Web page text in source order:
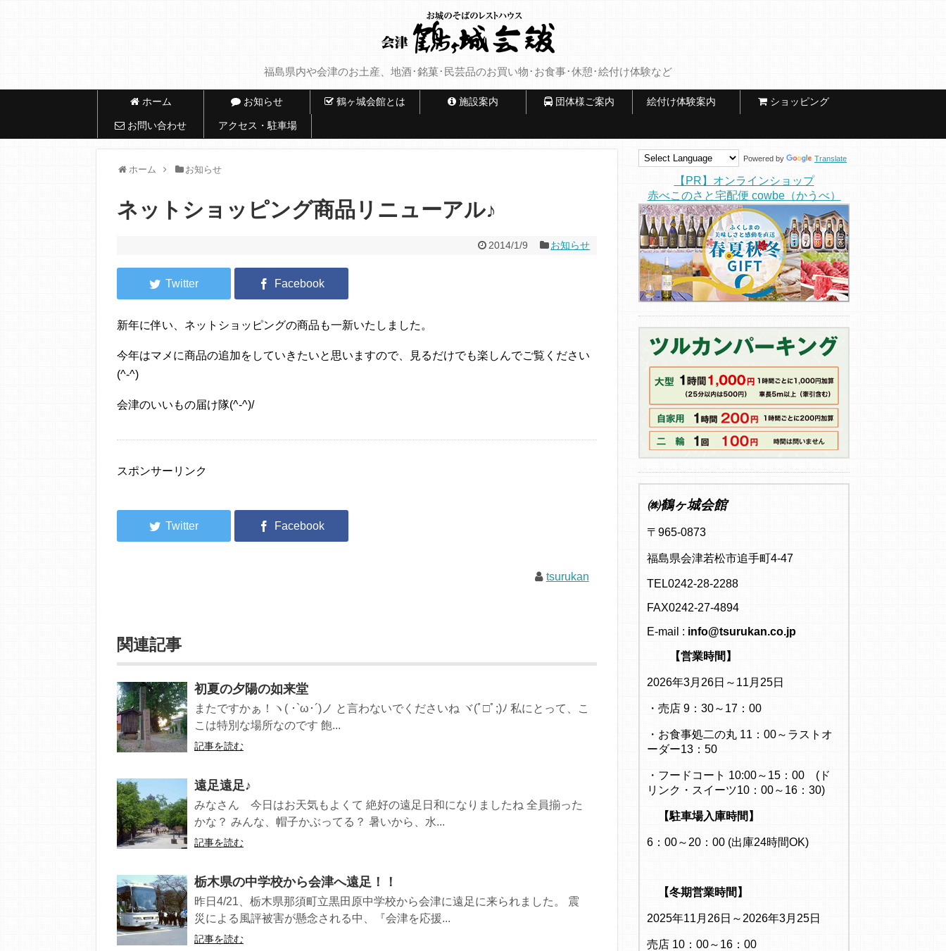
福島県内や会津のお土産、地酒･銘菓･民芸品のお買い物･お食事･休憩･絵付け体験など
ホーム お知らせ 鶴ヶ城会館とは 施設案内 団体様ご案内 絵付け体験案内 ショッピング
お問い合わせ アクセス・駐車場
ホーム お知らせ
ネットショッピング商品リニューアル♪
2014/1/9 お知らせ
新年に伴い、ネットショッピングの商品も一新いたしました。
今年はマメに商品の追加をしていきたいと思いますので、見るだけでも楽しんでご覧ください
(^-^)
会津のいいもの届け隊(^-^)/
スポンサーリンク
tsurukan
関連記事
初夏の夕陽の如来堂
またですかぁ！ヽ( ･`ω･´)ノ と言わないでくださいね ヾ(ﾟ□ﾟ;)ﾉ 私にとって、こ
こは特別な場所なのです 飽...
記事を読む
遠足遠足♪
みなさん 今日はお天気もよくて 絶好の遠足日和になりましたね 全員揃った
かな？ みんな、帽子かぶってる？ 暑いから、水...
記事を読む
栃木県の中学校から会津へ遠足！！
昨日4/21、栃木県那須町立黒田原中学校から会津に遠足に来られました。 震
災による風評被害が懸念される中、『会津を応援...
記事を読む
Powered by Translate
【PR】オンラインショップ
赤べこのさと宅配便 cowbe（かうべ）
㈱鶴ヶ城会館
〒965-0873
福島県会津若松市追手町4-47
TEL0242-28-2288
FAX0242-27-4894
E-mail : info@tsurukan.co.jp
【営業時間】
2026年3月26日～11月25日
・売店 9：30～17：00
・お食事処二の丸 11：00～ラストオ
ーダー13：50
・フードコート 10:00～15：00 (ド
リンク・スイーツ10：00～16：30)
【駐車場入庫時間】
6：00～20：00 (出庫24時間OK)
【冬期営業時間】
2025年11月26日～2026年3月25日
売店 10：00～16：00